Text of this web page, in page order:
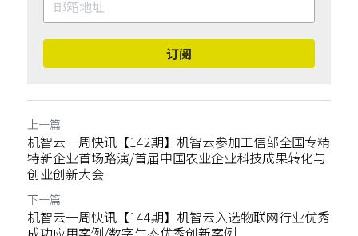
订阅
上一篇
机智云一周快讯【142期】机智云参加工信部全国专精
特新企业首场路演/首届中国农业企业科技成果转化与
创业创新大会
下一篇
机智云一周快讯【144期】机智云入选物联网行业优秀